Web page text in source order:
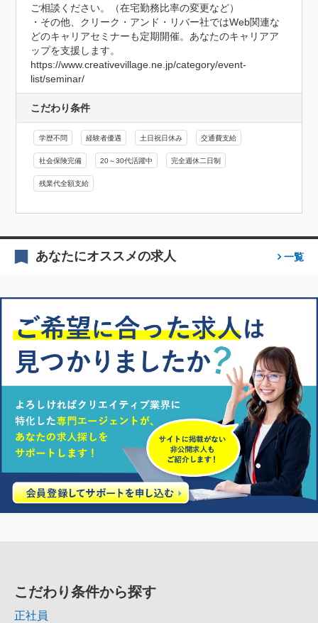
ご相談ください。（在宅勤務比率の変更など）
・その他、クリーク・アンド・リバー社ではWeb関連な
どのキャリアセミナーも定期開催。あなたのキャリアア
ップを支援します。
https://www.creativevillage.ne.jp/category/event-
list/seminar/
こだわり条件
学歴不問 経験者優遇 土日祝日休み 交通費支給
社会保険完備 20～30代活躍中 完全週休二日制
残業代全額支給
あなたにオススメの求人 一覧
こだわり条件から探す
正社員